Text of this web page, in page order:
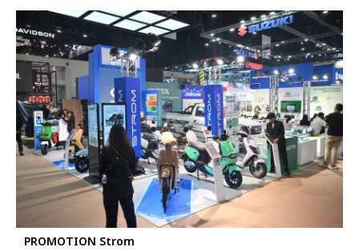
PROMOTION Strom